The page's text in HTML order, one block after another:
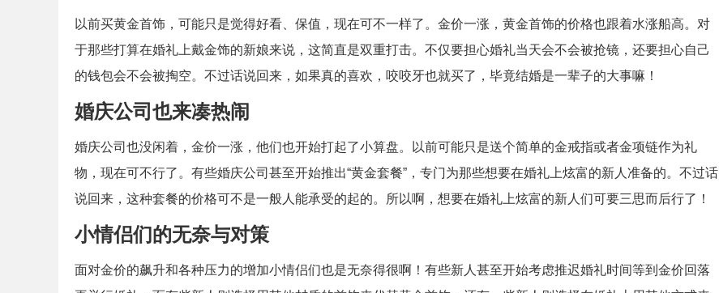
以前买黄金首饰，可能只是觉得好看、保值，现在可不一样了。金价一涨，黄金首饰的价格也跟着水涨船高。对
于那些打算在婚礼上戴金饰的新娘来说，这简直是双重打击。不仅要担心婚礼当天会不会被抢镜，还要担心自己
的钱包会不会被掏空。不过话说回来，如果真的喜欢，咬咬牙也就买了，毕竟结婚是一辈子的大事嘛！
婚庆公司也来凑热闹
婚庆公司也没闲着，金价一涨，他们也开始打起了小算盘。以前可能只是送个简单的金戒指或者金项链作为礼
物，现在可不行了。有些婚庆公司甚至开始推出“黄金套餐”，专门为那些想要在婚礼上炫富的新人准备的。不过话
说回来，这种套餐的价格可不是一般人能承受的起的。所以啊，想要在婚礼上炫富的新人们可要三思而后行了！
小情侣们的无奈与对策
面对金价的飙升和各种压力的增加小情侣们也是无奈得很啊！有些新人甚至开始考虑推迟婚礼时间等到金价回落